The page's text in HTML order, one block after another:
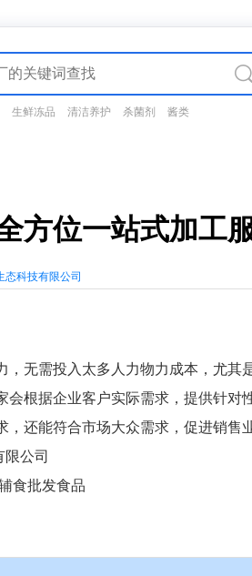
生鲜冻品 清洁养护 杀菌剂 酱类
方位一站式加工
态科技有限公司
无需投入太多人力物力成本，尤其
根据企业客户实际需求，提供针对
还能符合市场大众需求，促进销售
公司
食批发食品